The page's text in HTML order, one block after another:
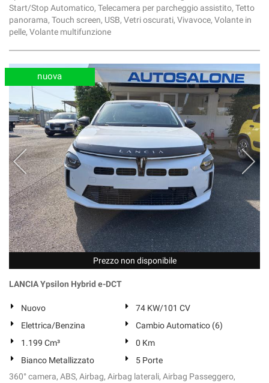
Start/Stop Automatico, Telecamera per parcheggio assistito, Tetto
panorama, Touch screen, USB, Vetri oscurati, Vivavoce, Volante in
pelle, Volante multifunzione
Prezzo non disponibile
nuova
LANCIA Ypsilon Hybrid e-DCT
Nuovo
74 KW/101 CV
Elettrica/Benzina
Cambio Automatico (6)
1.199 Cm³
0 Km
Bianco Metallizzato
5 Porte
360° camera, ABS, Airbag, Airbag laterali, Airbag Passeggero,